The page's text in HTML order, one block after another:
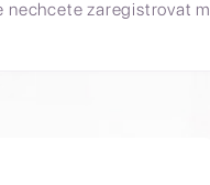
nechcete zaregistrovat